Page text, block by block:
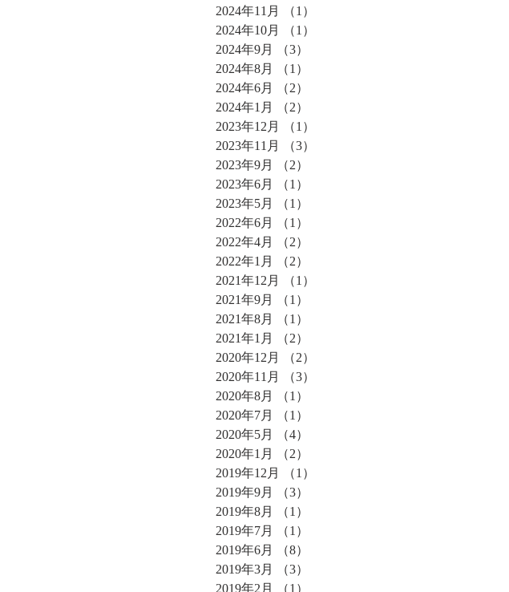
2024年11月
（1）
2024年10月
（1）
2024年9月
（3）
2024年8月
（1）
2024年6月
（2）
2024年1月
（2）
2023年12月
（1）
2023年11月
（3）
2023年9月
（2）
2023年6月
（1）
2023年5月
（1）
2022年6月
（1）
2022年4月
（2）
2022年1月
（2）
2021年12月
（1）
2021年9月
（1）
2021年8月
（1）
2021年1月
（2）
2020年12月
（2）
2020年11月
（3）
2020年8月
（1）
2020年7月
（1）
2020年5月
（4）
2020年1月
（2）
2019年12月
（1）
2019年9月
（3）
2019年8月
（1）
2019年7月
（1）
2019年6月
（8）
2019年3月
（3）
2019年2月
（1）